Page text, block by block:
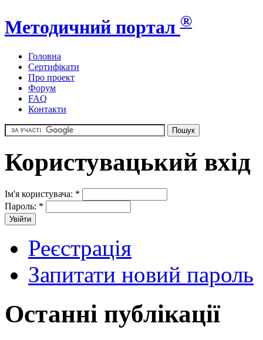
Методичний портал ®
Головна
Сертифікати
Про проект
Форум
FAQ
Контакти
Користувацький вхід
Ім'я користувача: *
Пароль: *
Реєстрація
Запитати новий пароль
Останні публікації